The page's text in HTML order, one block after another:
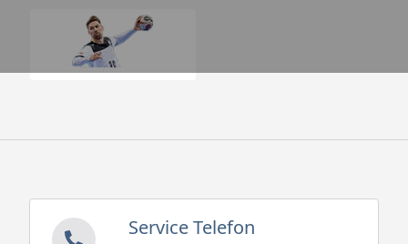
Service Telefon